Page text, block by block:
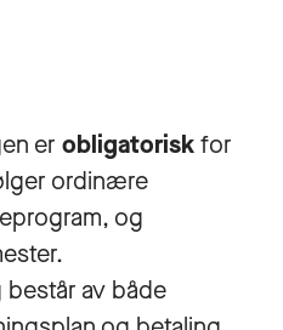
er obligatoriskfor
ordinære
og
av både